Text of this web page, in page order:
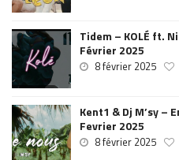
Tidem – KOLÉ ft.
Février 2025
8 février 2025
Kent1 & Dj M’sy –
Fevrier 2025
8 février 2025